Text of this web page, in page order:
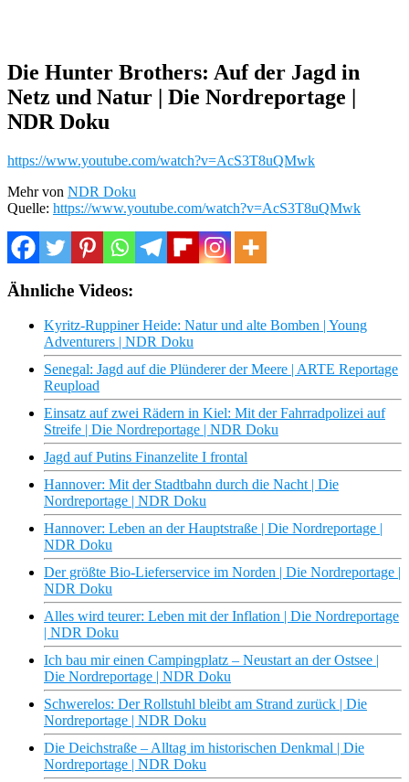
Die Hunter Brothers: Auf der Jagd in
Netz und Natur | Die Nordreportage |
NDR Doku
https://www.youtube.com/watch?v=AcS3T8uQMwk
Mehr von NDR Doku
Quelle: https://www.youtube.com/watch?v=AcS3T8uQMwk
Ähnliche Videos:
Kyritz-Ruppiner Heide: Natur und alte Bomben | Young
Adventurers | NDR Doku
Senegal: Jagd auf die Plünderer der Meere | ARTE Reportage
Reupload
Einsatz auf zwei Rädern in Kiel: Mit der Fahrradpolizei auf
Streife | Die Nordreportage | NDR Doku
Jagd auf Putins Finanzelite I frontal
Hannover: Mit der Stadtbahn durch die Nacht | Die
Nordreportage | NDR Doku
Hannover: Leben an der Hauptstraße | Die Nordreportage |
NDR Doku
Der größte Bio-Lieferservice im Norden | Die Nordreportage |
NDR Doku
Alles wird teurer: Leben mit der Inflation | Die Nordreportage
| NDR Doku
Ich bau mir einen Campingplatz – Neustart an der Ostsee |
Die Nordreportage | NDR Doku
Schwerelos: Der Rollstuhl bleibt am Strand zurück | Die
Nordreportage | NDR Doku
Die Deichstraße – Alltag im historischen Denkmal | Die
Nordreportage | NDR Doku